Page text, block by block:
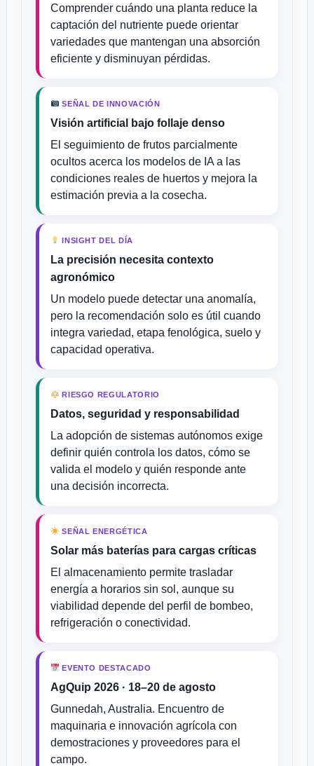
Comprender cuándo una planta reduce la
captación del nutriente puede orientar
variedades que mantengan una absorción
eficiente y disminuyan pérdidas.
SEÑAL DE INNOVACIÓN
Visión artificial bajo follaje denso
El seguimiento de frutos parcialmente
ocultos acerca los modelos de IA a las
condiciones reales de huertos y mejora la
estimación previa a la cosecha.
INSIGHT DEL DÍA
La precisión necesita contexto
agronómico
Un modelo puede detectar una anomalía,
pero la recomendación solo es útil cuando
integra variedad, etapa fenológica, suelo y
capacidad operativa.
RIESGO REGULATORIO
Datos, seguridad y responsabilidad
La adopción de sistemas autónomos exige
definir quién controla los datos, cómo se
valida el modelo y quién responde ante
una decisión incorrecta.
SEÑAL ENERGÉTICA
Solar más baterías para cargas críticas
El almacenamiento permite trasladar
energía a horarios sin sol, aunque su
viabilidad depende del perfil de bombeo,
refrigeración o conectividad.
EVENTO DESTACADO
AgQuip 2026 · 18–20 de agosto
Gunnedah, Australia. Encuentro de
maquinaria e innovación agrícola con
demostraciones y proveedores para el
campo.